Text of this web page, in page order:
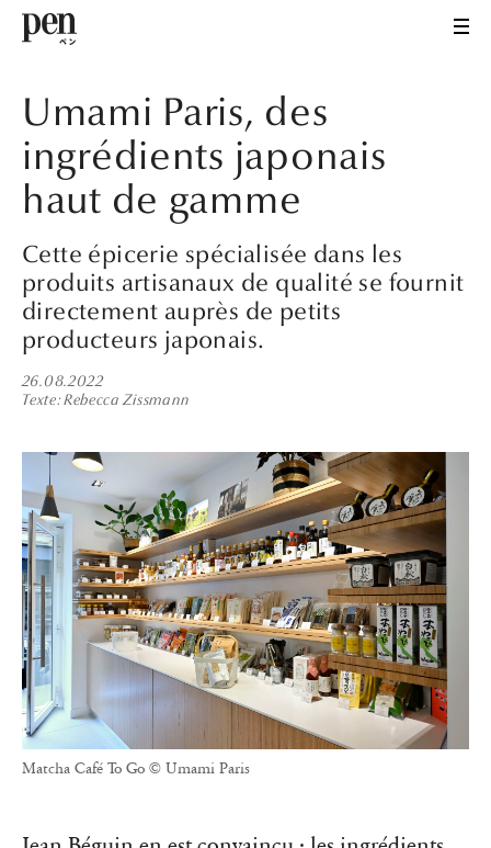
Umami Paris, des
ingrédients japonais
haut de gamme
Cette épicerie spécialisée dans les
produits artisanaux de qualité se fournit
directement auprès de petits
producteurs japonais.
26.08.2022
Texte Rebecca Zissmann
Matcha Café To Go © Umami Paris